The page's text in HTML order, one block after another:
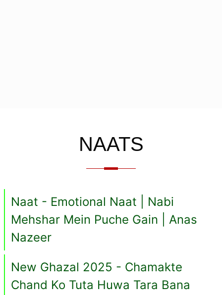
NAATS
Naat - Emotional Naat | Nabi
Mehshar Mein Puche Gain | Anas
Nazeer
New Ghazal 2025 - Chamakte
Chand Ko Tuta Huwa Tara Bana